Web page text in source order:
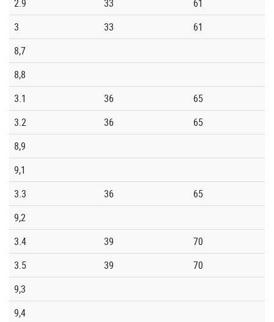
2.9 33
61
3
33
61
8,7
8,8
3.1
36
65
3.2
36
65
8,9
9,1
3.3
36
65
9,2
3.4
39
70
3.5
39
70
9,3
9,4